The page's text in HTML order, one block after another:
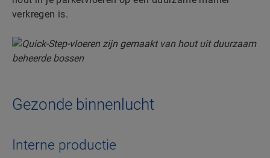
verkregen is.
Gezonde binnenlucht
Interne productie